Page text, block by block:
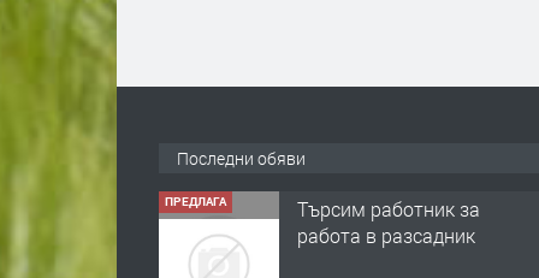
Последни обяви
ПРЕДЛАГА
🌱 Работник в
разсадник